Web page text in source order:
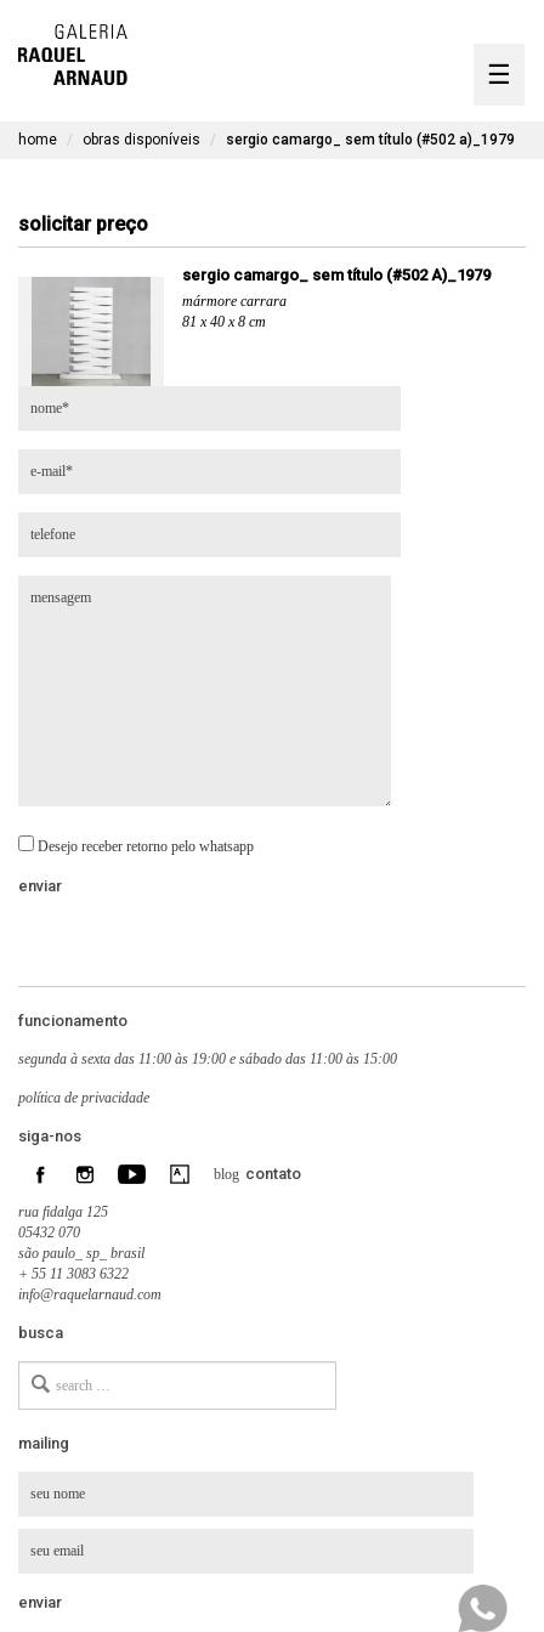
☰
timeline
contato
home obras disponíveis sergio camargo_ sem título (#502 a)_1979
solicitar preço
sergio camargo_ sem título (#502 A)_1979
mármore carrara
81 x 40 x 8 cm
Desejo receber retorno pelo whatsapp
funcionamento
segunda à sexta das 11:00 às 19:00 e sábado das 11:00 às 15:00
política de privacidade
siga-nos
blog contato
rua fidalga 125
05432 070
são paulo_ sp_ brasil
+ 55 11 3083 6322
info@raquelarnaud.com
busca
for
mailing